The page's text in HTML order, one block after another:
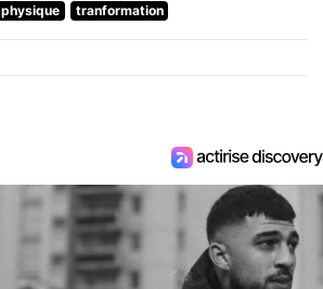
physique tranformation